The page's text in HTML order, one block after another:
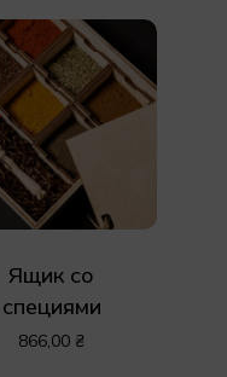
Ящик со
специями
866,00 ₴